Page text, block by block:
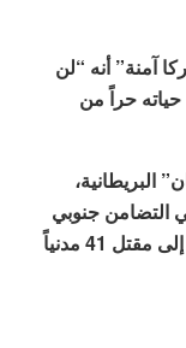
آمنة” أنه “لن
حراً من
البريطانية،
التضامن جنوبي
دمشق، يوم 16 نيسان من العام 2013، أدّت إلى مقتل 41 مدنياً